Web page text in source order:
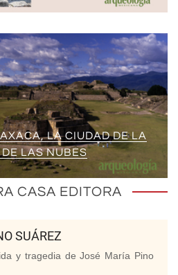
LA CIUDAD DE LA
LAS NUBES
CASA EDITORA
SUÁREZ
y tragedia de José María Pino